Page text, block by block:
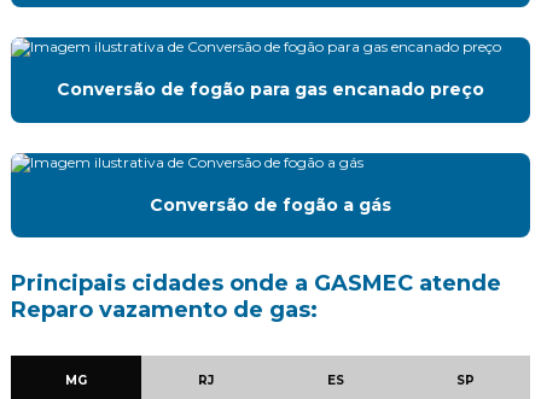
Laudo de estanqueidade de gás
Manutenção preventiva e corretiva gás
Montagem de central de gas
Mudança de ponto de gas
Projeto de gás glp
Conversão de fogão para gas encanado preço
Conversão de fogão a gás
Principais cidades onde a GASMEC atende
Reparo vazamento de gas:
MG RJ ES SP